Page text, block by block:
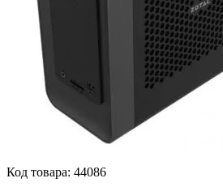
Код товара: 44086